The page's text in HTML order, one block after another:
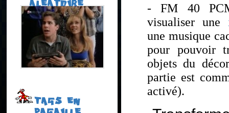
- FM 40
visualiser une
une musique
pour pouvoir
objets du
partie est
activé).
ALEATOIRE
TAGS EN